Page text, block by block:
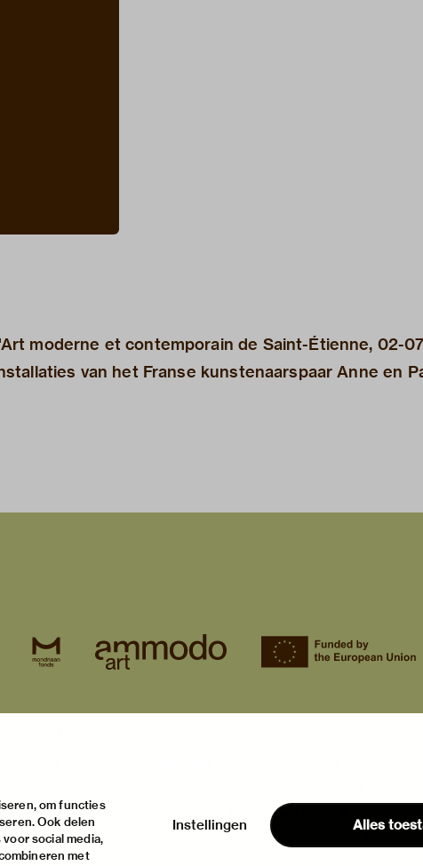
om functies
Ook delen
social media,
met
Alles
Instellingen
moderne et contemporain de Saint-Étienne, 02-
van het Franse kunstenaarspaar Anne en
information
foundations & partners